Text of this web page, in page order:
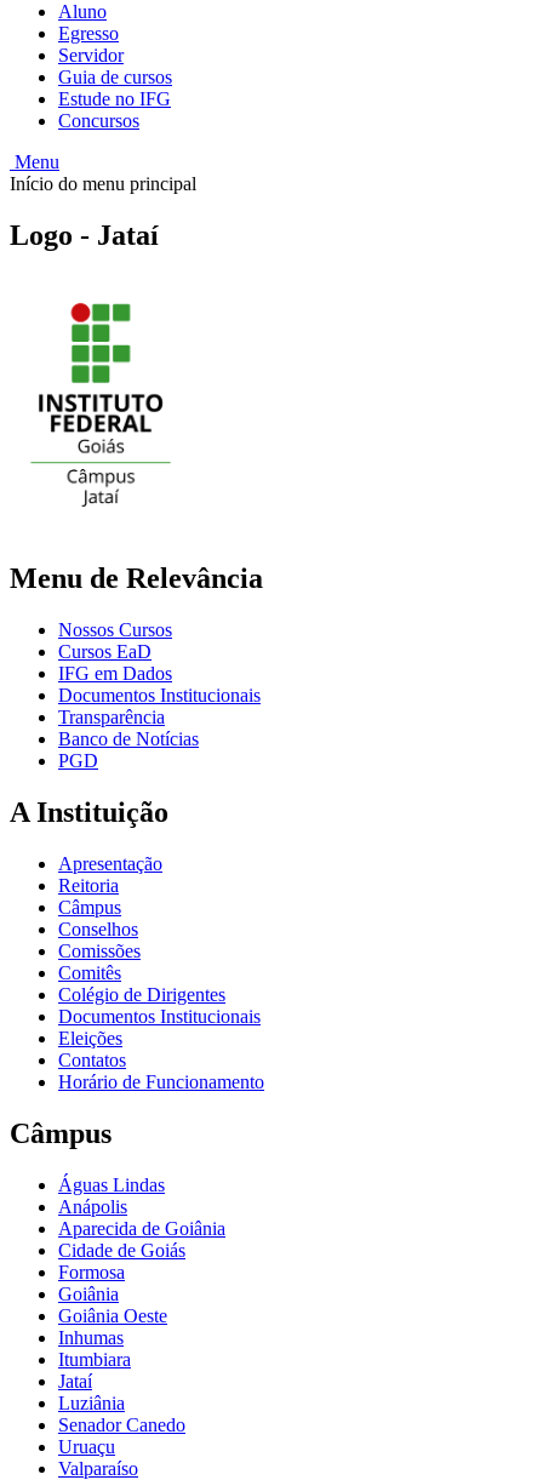
Aluno
Egresso
Servidor
Guia de cursos
Estude no IFG
Concursos
Menu
Início do menu principal
Logo - Jataí
Menu de Relevância
Nossos Cursos
Cursos EaD
IFG em Dados
Documentos Institucionais
Transparência
Banco de Notícias
PGD
A Instituição
Apresentação
Reitoria
Câmpus
Conselhos
Comissões
Comitês
Colégio de Dirigentes
Documentos Institucionais
Eleições
Contatos
Horário de Funcionamento
Câmpus
Águas Lindas
Anápolis
Aparecida de Goiânia
Cidade de Goiás
Formosa
Goiânia
Goiânia Oeste
Inhumas
Itumbiara
Jataí
Luziânia
Senador Canedo
Uruaçu
Valparaíso